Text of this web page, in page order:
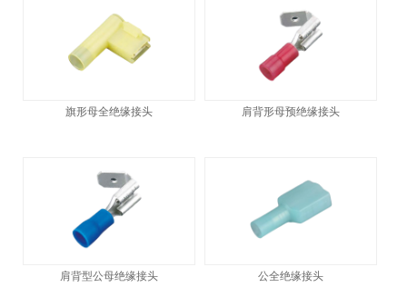
旗形母全绝缘接头 肩背形母预绝缘接头
肩背型公母绝缘接头 公全绝缘接头